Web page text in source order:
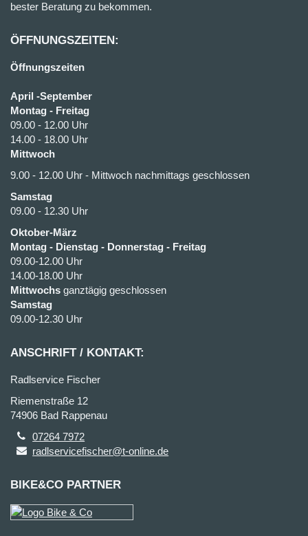
bester Beratung zu bekommen.
ÖFFNUNGSZEITEN:
Öffnungszeiten
April -September
Montag - Freitag
09.00 - 12.00 Uhr
14.00 - 18.00 Uhr
Mittwoch
9.00 - 12.00 Uhr - Mittwoch nachmittags geschlossen
Samstag
09.00 - 12.30 Uhr
Oktober-März
Montag - Dienstag - Donnerstag - Freitag
09.00-12.00 Uhr
14.00-18.00 Uhr
Mittwochs ganztägig geschlossen
Samstag
09.00-12.30 Uhr
ANSCHRIFT / KONTAKT:
Radlservice Fischer
Riemenstraße 12
74906 Bad Rappenau
07264 7972
radlservicefischer@t-online.de
BIKE&CO PARTNER